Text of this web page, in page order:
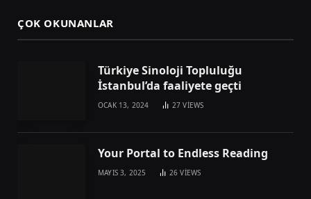
ÇOK OKUNANLAR
Türkiye Sinoloji Topluluğu
İstanbul’da faaliyete geçti
OCAK 13, 2024 27VIEWS
Your Portal to Endless Reading
MAYIS 3, 2025 26VIEWS